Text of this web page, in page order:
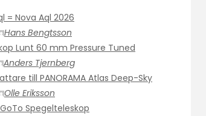
= Nova Aql 2026
Hans Bengtsson
Lunt 60 mm Pressure Tuned
Anders Tjernberg
till PANORAMA Atlas Deep-Sky
Olle Eriksson
Spegelteleskop